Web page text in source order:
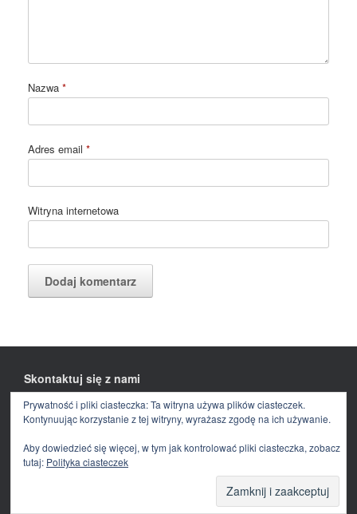
Nazwa *
Adres email *
Witryna internetowa
Skontaktuj się z nami
FacebookE-
mail
Prywatność i pliki ciasteczka: Ta witryna używa plików ciasteczek.
Kontynuując korzystanie z tej witryny, wyrażasz zgodę na ich używanie.
Aby dowiedzieć się więcej, w tym jak kontrolować pliki ciasteczka, zobacz
tutaj: Polityka ciasteczek